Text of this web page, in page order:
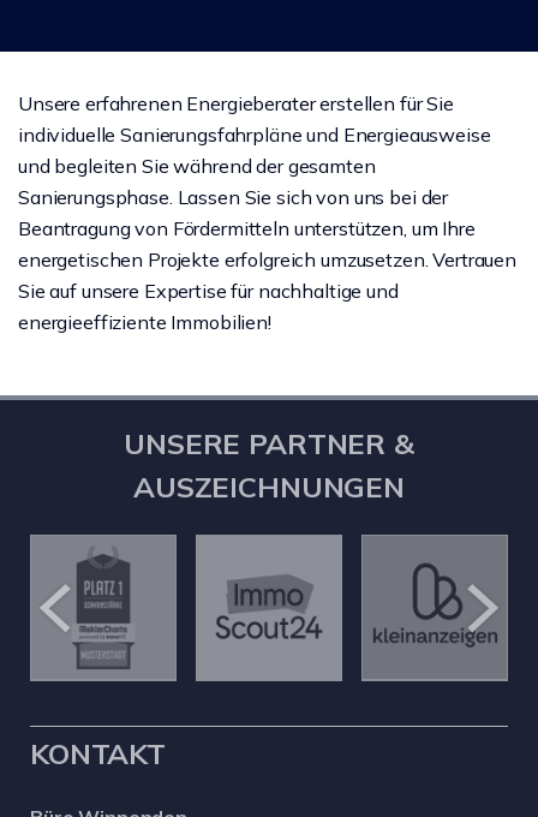
Unsere erfahrenen Energieberater erstellen für Sie
individuelle Sanierungsfahrpläne und Energieausweise
und begleiten Sie während der gesamten
Sanierungsphase. Lassen Sie sich von uns bei der
Beantragung von Fördermitteln unterstützen, um Ihre
energetischen Projekte erfolgreich umzusetzen. Vertrauen
Sie auf unsere Expertise für nachhaltige und
energieeffiziente Immobilien!
UNSERE PARTNER &
AUSZEICHNUNGEN
KONTAKT